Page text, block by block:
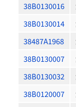
38B0130016
38B0130014
38487A1968
38B0130007
38B0130032
38B0120007